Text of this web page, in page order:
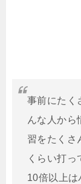
事前にたく
んな人から
習をたくさ
くらい打
10倍以上は